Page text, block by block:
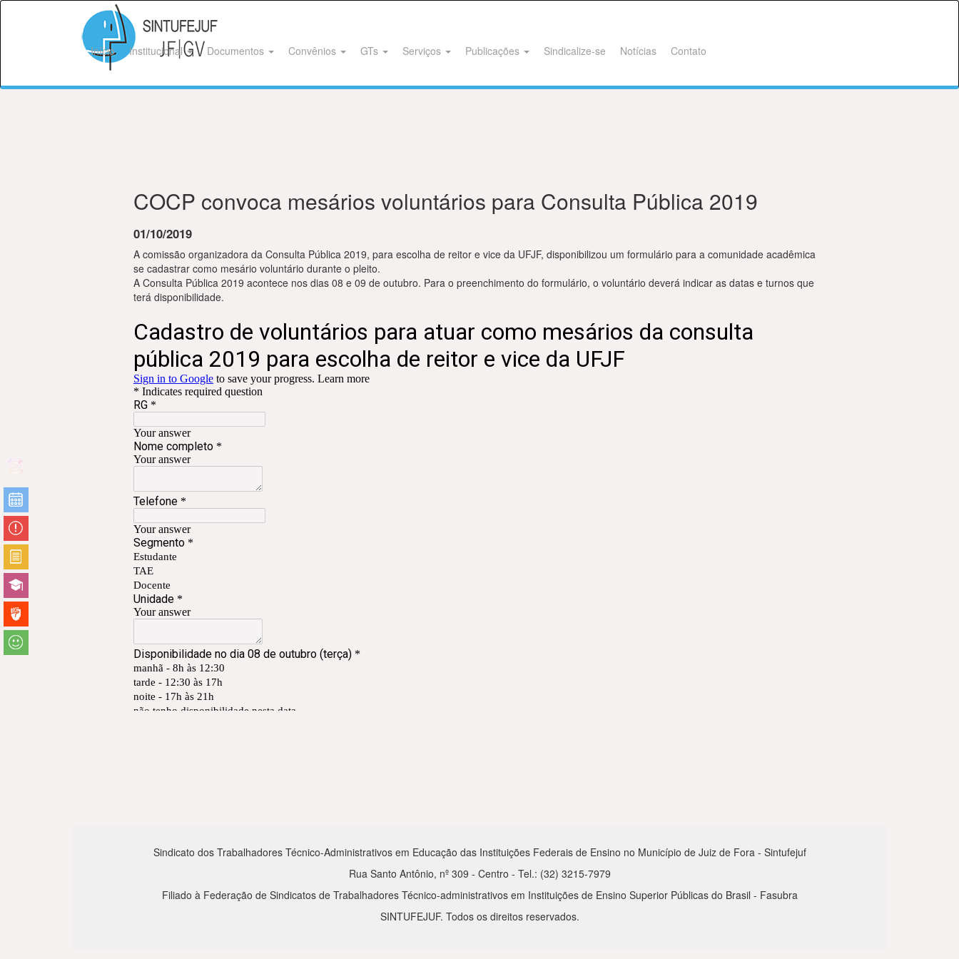
Início Institucional Documentos Convênios GTs Serviços Publicações Sindicalize-se Notícias Contato
COCP convoca mesários voluntários para Consulta Pública 2019
01/10/2019
A comissão organizadora da Consulta Pública 2019, para escolha de reitor e vice da UFJF, disponibilizou um formulário para a comunidade acadêmica
se cadastrar como mesário voluntário durante o pleito.
A Consulta Pública 2019 acontece nos dias 08 e 09 de outubro. Para o preenchimento do formulário, o voluntário deverá indicar as datas e turnos que
terá disponibilidade.
Sindicato dos Trabalhadores Técnico-Administrativos em Educação das Instituições Federais de Ensino no Município de Juiz de Fora - Sintufejuf
Rua Santo Antônio, nº 309 - Centro - Tel.: (32) 3215-7979
Filiado à Federação de Sindicatos de Trabalhadores Técnico-administrativos em Instituições de Ensino Superior Públicas do Brasil - Fasubra
SINTUFEJUF. Todos os direitos reservados.